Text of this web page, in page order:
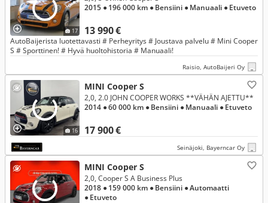
17 13 990 €
2015 ● 196 000 km ● Bensiini ● Manuaali ● Etuveto
AutoBaijerista luotettavasti # Perheyritys # Joustava palvelu # Mini Cooper
S # Sporttinen! # Hyvä huoltohistoria # Manuaali!
Raisio, AutoBaijeri Oy
16
MINI Cooper S
17 900 €
2,0, 2.0 JOHN COOPER WORKS **VÄHÄN AJETTU**
2014 ● 60 000 km ● Bensiini ● Manuaali ● Etuveto
Seinäjoki, Bayerncar Oy
MINI Cooper S
2,0, Cooper S A Business Plus
2018 ● 159 000 km ● Bensiini ● Automaatti
● Etuveto